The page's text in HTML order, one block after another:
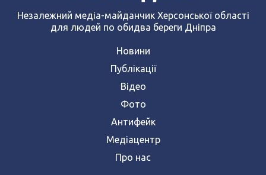
Незалежний медіа-майданчик Херсонської області
для людей по обидва береги Дніпра
Новини
Публікації
Відео
Фото
Антифейк
Медіацентр
Про нас